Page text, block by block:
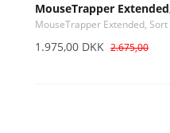
MouseTrapper
MouseTrapper Extended, Sort
1.975,00 DKK 2.675,00